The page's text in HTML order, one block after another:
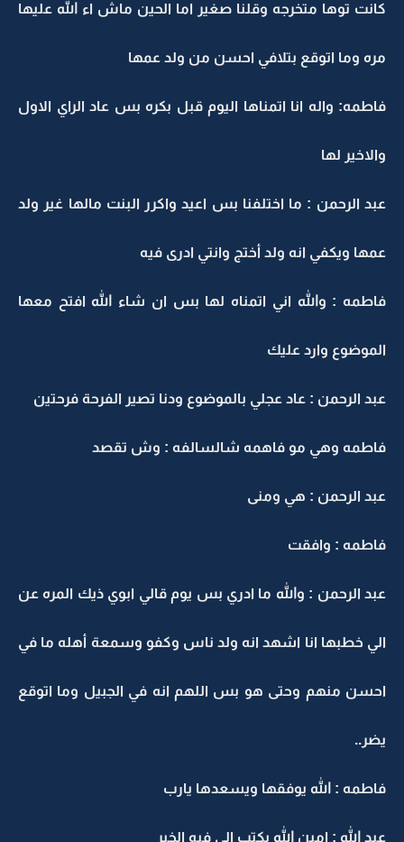
كانت توها متخرجه وقلنا صغير اما الحين ماش اء الله عليها
مره وما اتوقع بتلافي احسن من ولد عمها
فاطمه: واله انا اتمناها اليوم قبل بكره بس عاد الراي الاول
والاخير لها
عبد الرحمن : ما اختلفنا بس اعيد واكرر البنت مالها غير ولد
عمها ويكفي انه ولد أختج وانتي ادرى فيه
فاطمه : والله اني اتمناه لها بس ان شاء الله افتح معها
الموضوع وارد عليك
عبد الرحمن : عاد عجلي بالموضوع ودنا تصير الفرحة فرحتين
فاطمه وهي مو فاهمه شالسالفه : وش تقصد
عبد الرحمن : هي ومنى
فاطمه : وافقت
عبد الرحمن : والله ما ادري بس يوم قالي ابوي ذيك المره عن
الي خطبها انا اشهد انه ولد ناس وكفو وسمعة أهله ما في
احسن منهم وحتى هو بس اللهم انه في الجبيل وما اتوقع
يضر..
فاطمه : الله يوفقها ويسعدها يارب
عبد الله : امين الله يكتب الي فيه الخير